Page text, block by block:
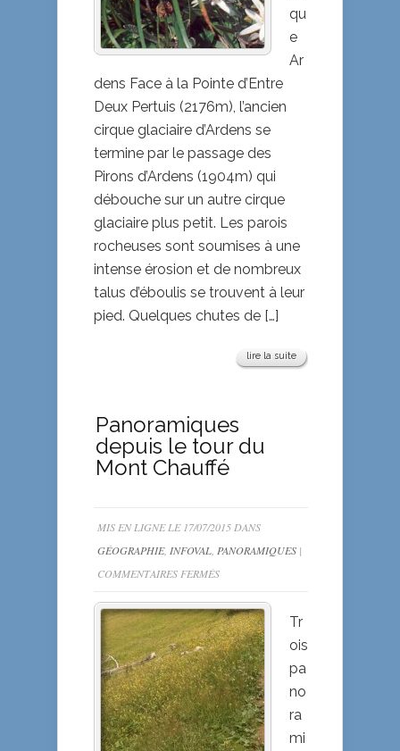
qu
e
Ar
dens Face à la Pointe d’Entre
Deux Pertuis (2176m), l’ancien
cirque glaciaire d’Ardens se
termine par le passage des
Pirons d’Ardens (1904m) qui
débouche sur un autre cirque
glaciaire plus petit. Les parois
rocheuses sont soumises à une
intense érosion et de nombreux
talus d’éboulis se trouvent à leur
pied. Quelques chutes de […]
lire la suite
Panoramiques
depuis le tour du
Mont Chauffé
MIS EN LIGNE LE 17/07/2015 DANS
GÉOGRAPHIE, INFOVAL PANORAMIQUES |
COMMENTAIRES FERMÉSSUR
DEPUIS
LE
TOUR
DU
MONT
CHAUFFÉ
Tr
ois
pa
no
ra
mi